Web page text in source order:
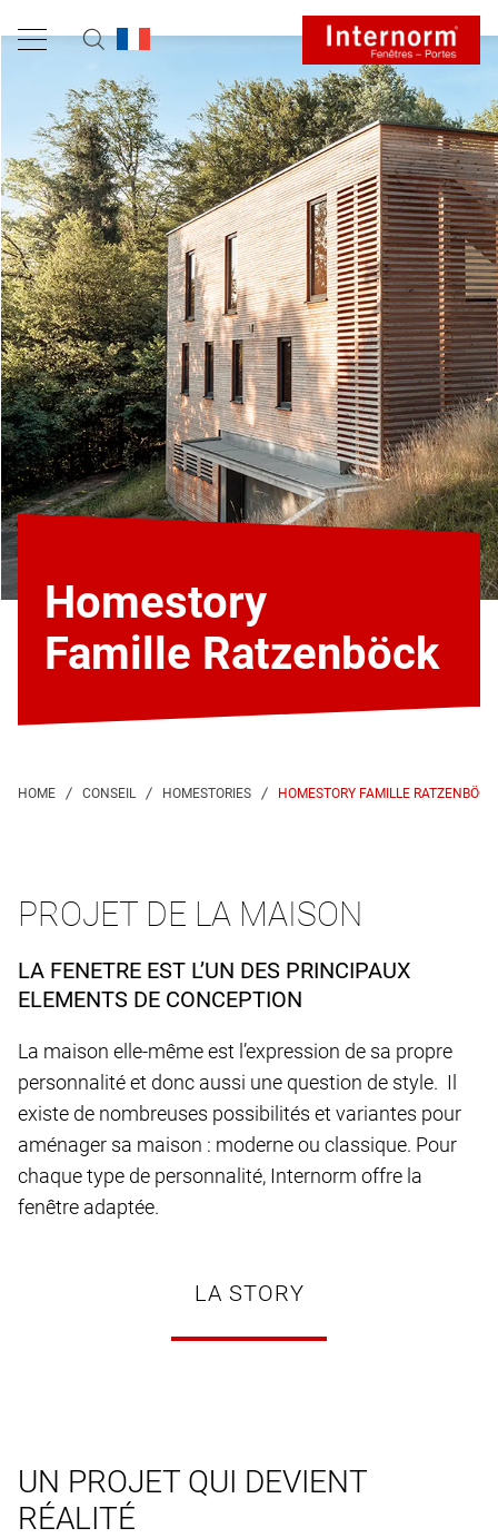
Homestory
Famille Ratzenböck
HOMESTORY FAMILLE RATZENBÖCK
PROJET DE LA MAISON
LA FENETRE EST L’UN DES PRINCIPAUX
ELEMENTS DE CONCEPTION
La maison elle-même est l’expression de sa propre
personnalité et donc aussi une question de style. Il
existe de nombreuses possibilités et variantes pour
aménager sa maison : moderne ou classique. Pour
chaque type de personnalité, Internorm offre la
fenêtre adaptée.
LA STORY
UN PROJET QUI DEVIENT
RÉALITÉ